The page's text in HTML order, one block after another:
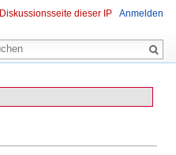
Diskussionsseite dieser IP Anmelden